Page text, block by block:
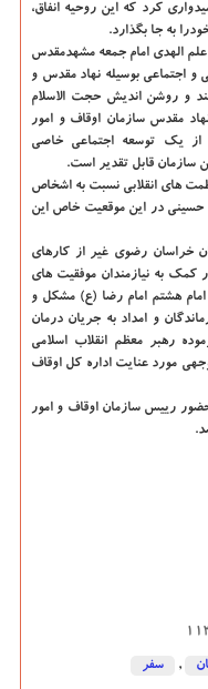
کرد که این روحیه انفاق،
به جا بگذارد.
الهدی امام جمعه مشهدمقدس
و اجتماعی بوسیله نهاد مقدس و
و روشن اندیش حجت الاسلام
مقدس سازمان اوقاف و امور
از یک توسعه اجتماعی خاصی
سازمان قابل تقدیر است.
های انقلابی نسبت به اشخاص
حسینی در این موقعیت خاص این
خراسان رضوی غیر از کارهای
کمک به نیازمندان موفقیت های
هشتم امام رضا (ع) مشکل و
و امداد به جریان درمان
رهبر معظم انقلاب اسلامی
مورد عنایت اداره کل اوقاف
رییس سازمان اوقاف و امور
, سفر